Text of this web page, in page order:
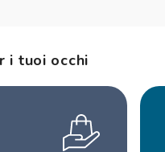
i tuoi occhi